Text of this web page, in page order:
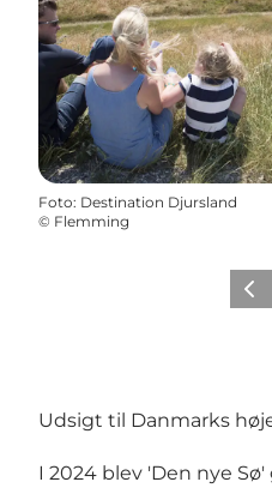
Foto: Destination Djursland
© Flemming
Udsigt til Danmarks
I 2024 blev 'Den nye Sø'